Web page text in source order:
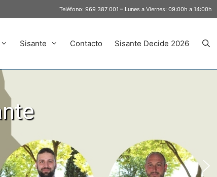
Teléfono: 969 387 001 – Lunes a Viernes: 09:00h a 14:00h
Sisante Contacto Sisante Decide 2026